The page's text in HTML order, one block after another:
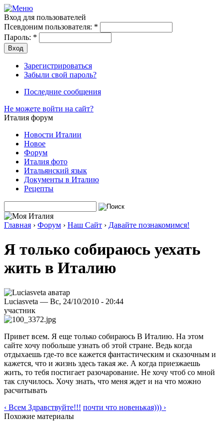
Вход для пользователей
Псевдоним пользователя: *
Пароль: *
Зарегистрироваться
Забыли свой пароль?
Последние сообщения
Не можете войти на сайт?
Италия форум
Новости Италии
Новое
Форум
Италия фото
Итальянский язык
Документы в Италию
Рецепты
Главная › Форум › Наш Сайт › Давайте познакомимся!
Я только собираюсь уехать
жить в Италию
Luciasveta — Вс, 24/10/2010 - 20:44
участник
Привет всем. Я еще только собираюсь В Италию. На этом
сайте хочу побольше узнать об этой стране. Ведь когда
отдыхаешь где-то все кажется фантастическим и сказочным и
кажется, что и жизнь здесь такая же. А когда приезжаешь
жить, то тебя постигает разочарование. Не хочу чтоб со мной
так случилось. Хочу знать, что меня ждет и на что можно
расчитывать
‹ Всем Здравствуйте!!! почти что новенькая))) ›
Похожие материалы